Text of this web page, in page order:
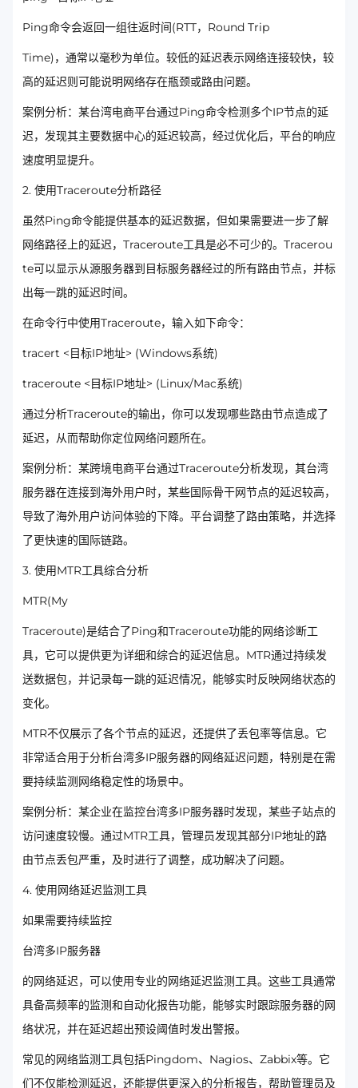
Ping命令会返回一组往返时间(RTT，Round Trip
Time)，通常以毫秒为单位。较低的延迟表示网络连接较快，较
高的延迟则可能说明网络存在瓶颈或路由问题。
案例分析：某台湾电商平台通过Ping命令检测多个IP节点的延
迟，发现其主要数据中心的延迟较高，经过优化后，平台的响应
速度明显提升。
2. 使用Traceroute分析路径
虽然Ping命令能提供基本的延迟数据，但如果需要进一步了解
网络路径上的延迟，Traceroute工具是必不可少的。Tracerou
te可以显示从源服务器到目标服务器经过的所有路由节点，并标
出每一跳的延迟时间。
在命令行中使用Traceroute，输入如下命令：
tracert <目标IP地址> (Windows系统)
traceroute <目标IP地址> (Linux/Mac系统)
通过分析Traceroute的输出，你可以发现哪些路由节点造成了
延迟，从而帮助你定位网络问题所在。
案例分析：某跨境电商平台通过Traceroute分析发现，其台湾
服务器在连接到海外用户时，某些国际骨干网节点的延迟较高，
导致了海外用户访问体验的下降。平台调整了路由策略，并选择
了更快速的国际链路。
3. 使用MTR工具综合分析
MTR(My
Traceroute)是结合了Ping和Traceroute功能的网络诊断工
具，它可以提供更为详细和综合的延迟信息。MTR通过持续发
送数据包，并记录每一跳的延迟情况，能够实时反映网络状态的
变化。
MTR不仅展示了各个节点的延迟，还提供了丢包率等信息。它
非常适合用于分析台湾多IP服务器的网络延迟问题，特别是在需
要持续监测网络稳定性的场景中。
案例分析：某企业在监控台湾多IP服务器时发现，某些子站点的
访问速度较慢。通过MTR工具，管理员发现其部分IP地址的路
由节点丢包严重，及时进行了调整，成功解决了问题。
4. 使用网络延迟监测工具
如果需要持续监控
台湾多IP服务器
的网络延迟，可以使用专业的网络延迟监测工具。这些工具通常
具备高频率的监测和自动化报告功能，能够实时跟踪服务器的网
络状况，并在延迟超出预设阈值时发出警报。
常见的网络监测工具包括Pingdom、Nagios、Zabbix等。它
们不仅能检测延迟，还能提供更深入的分析报告，帮助管理员及